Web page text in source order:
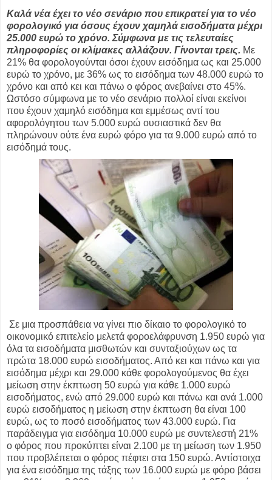
Καλά νέα έχει το νέο σενάριο που επικρατεί για το νέο
φορολογικό για όσους έχουν χαμηλά εισοδήματα μέχρι
25.000 ευρώ το χρόνο. Σύμφωνα με τις τελευταίες
πληροφορίες οι κλίμακες αλλάζουν. Γίνονται τρεις. Με
21% θα φορολογούνται όσοι έχουν εισόδημα ως και 25.000
ευρώ το χρόνο, με 36% ως το εισόδημα των 48.000 ευρώ το
χρόνο και από κει και πάνω ο φόρος ανεβαίνει στο 45%.
Ωστόσο σύμφωνα με το νέο σενάριο πολλοί είναι εκείνοι
που έχουν χαμηλό εισόδημα και εμμέσως αντί του
αφορολόγητου των 5.000 ευρώ ουσιαστικά δεν θα
πληρώνουν ούτε ένα ευρώ φόρο για τα 9.000 ευρώ από το
εισόδημά τους.
Σε μια προσπάθεια να γίνει πιο δίκαιο το φορολογικό το
οικονομικό επιτελείο μελετά φοροελάφρυνση 1.950 ευρώ για
όλα τα εισοδήματα μισθωτών και συνταξιούχων ως τα
πρώτα 18.000 ευρώ εισοδήματος. Από κει και πάνω και για
εισόδημα μέχρι και 29.000 κάθε φορολογούμενος θα έχει
μείωση στην έκπτωση 50 ευρώ για κάθε 1.000 ευρώ
εισοδήματος, ενώ από 29.000 ευρώ και πάνω και ανά 1.000
ευρώ εισοδήματος η μείωση στην έκπτωση θα είναι 100
ευρώ, ως το ποσό εισοδήματος των 43.000 ευρώ. Για
παράδειγμα για εισόδημα 10.000 ευρώ με συντελεστή 21%
ο φόρος που προκύπτει είναι 2.100 με τη μείωση των 1.950
που προβλέπεται ο φόρος πέφτει στα 150 ευρώ. Αντίστοιχα
για ένα εισόδημα της τάξης των 16.000 ευρώ με φόρο βάσει